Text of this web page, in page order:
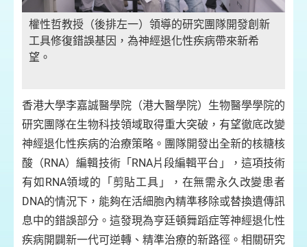
權性哲教授（後排左一）領導的研究團隊開發創新
工具修復錯誤基因，為神經退化性疾病帶來新希
望。
香港大學李嘉誠醫學院（港大醫學院）生物醫學學院的
研究團隊在生物科技領域取得重大突破，有望徹底改變
神經退化性疾病的治療策略。團隊開發出全新的核糖核
酸（RNA）編輯技術「RNA片段編輯平台」，這項技術
有如RNA領域的「剪貼工具」，在無需永久改變患者
DNA的情況下，能夠在活細胞內精準移除或替換遺傳訊
息中的錯誤部分。這發現為亨廷頓舞蹈症等神經退化性
疾病開闢新一代可逆轉、精準治療的新路徑。相關研究